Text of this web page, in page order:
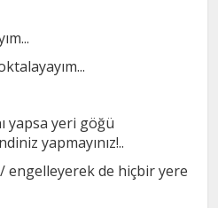
yapsa yeri göğü
yapmayınız!..
de hiçbir yere